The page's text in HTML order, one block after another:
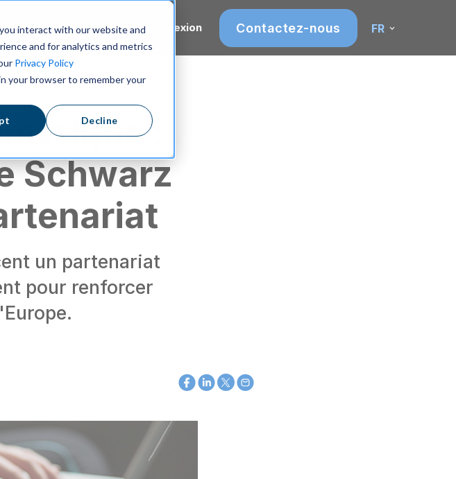
interact with our website and
and for analytics and metrics
Privacy Policy
your browser to remember your
Decline
Connexion Contactez-nous FR
:
Schwarz
un partenariat
pour renforcer